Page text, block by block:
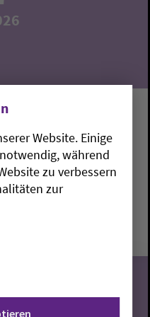
Anja Kramer, Tel.:
Luther-Kirche
Website. Einige
während
zu verbessern
zur